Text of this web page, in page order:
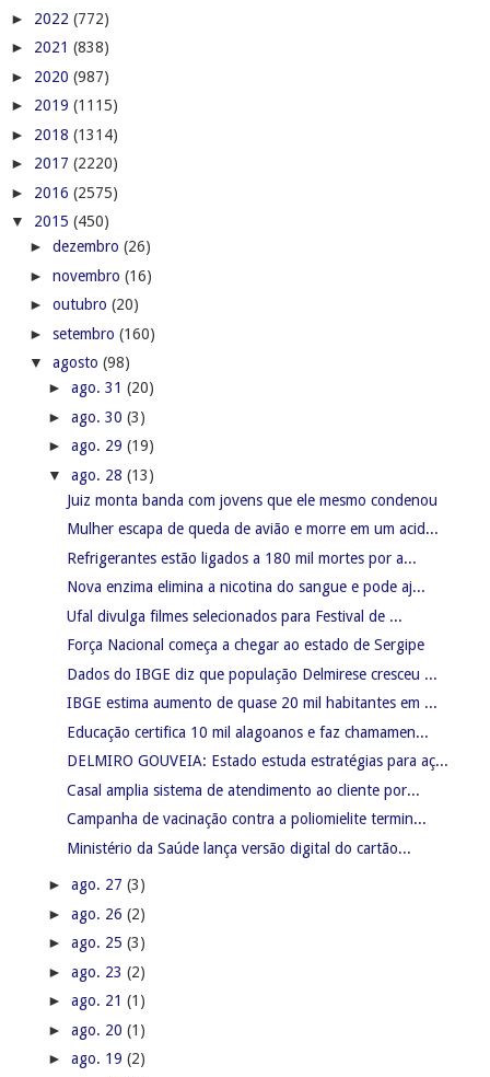
► 2022 (772)
► 2021 (838)
► 2020 (987)
► 2019 (1115)
► 2018 (1314)
► 2017 (2220)
► 2016 (2575)
▼ 2015 (450)
► dezembro (26)
► novembro (16)
► outubro (20)
► setembro (160)
▼ agosto (98)
► ago. 31 (20)
► ago. 30 (3)
► ago. 29 (19)
▼ ago. 28 (13)
Juiz monta banda com jovens que ele mesmo condenou
Mulher escapa de queda de avião e morre em um acid...
Refrigerantes estão ligados a 180 mil mortes por a...
Nova enzima elimina a nicotina do sangue e pode aj...
Ufal divulga filmes selecionados para Festival de ...
Força Nacional começa a chegar ao estado de Sergipe
Dados do IBGE diz que população Delmirese cresceu ...
IBGE estima aumento de quase 20 mil habitantes em ...
Educação certifica 10 mil alagoanos e faz chamamen...
DELMIRO GOUVEIA: Estado estuda estratégias para aç...
Casal amplia sistema de atendimento ao cliente por...
Campanha de vacinação contra a poliomielite termin...
Ministério da Saúde lança versão digital do cartão...
► ago. 27 (3)
► ago. 26 (2)
► ago. 25 (3)
► ago. 23 (2)
► ago. 21 (1)
► ago. 20 (1)
► ago. 19 (2)